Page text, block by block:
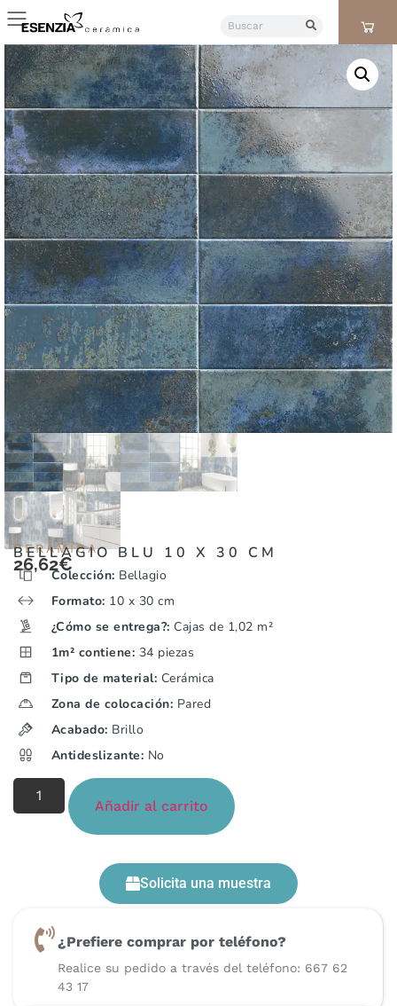
CERÁMICA
BELLAGIO BLU 10 X 30 CM
26,62€
Colección: Bellagio
Formato: 10 x 30 cm
¿Cómo se entrega?: Cajas de 1,02 m²
1m² contiene: 34 piezas
Tipo de material: Cerámica
Zona de colocación: Pared
Acabado: Brillo
Antideslizante: No
Añadir al carrito
Solicita una muestra
¿Prefiere comprar por teléfono?
Realice su pedido a través del teléfono: 667 62
43 17